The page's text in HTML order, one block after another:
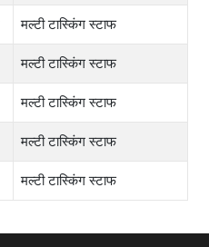
मल्टी टास्किंग स्टाफ
मल्टी टास्किंग स्टाफ
मल्टी टास्किंग स्टाफ
मल्टी टास्किंग स्टाफ
मल्टी टास्किंग स्टाफ